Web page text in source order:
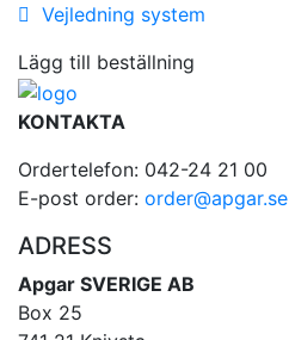
Vejledning system
Lägg till beställning
KONTAKTA
Ordertelefon: 042-24 21 00
E-post order: order@apgar.se
ADRESS
Apgar SVERIGE AB
Box 25